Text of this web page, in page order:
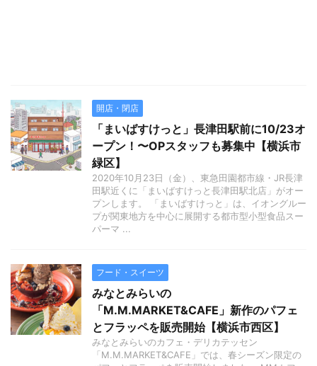
開店・閉店
「まいばすけっと」長津田駅前に10/23オ
ープン！〜OPスタッフも募集中【横浜市
緑区】
2020年10月23日（金）、東急田園都市線・JR長津
田駅近くに「まいばすけっと長津田駅北店」がオー
プンします。 「まいばすけっと」は、イオングルー
プが関東地方を中心に展開する都市型小型食品スー
パーマ ...
フード・スイーツ
みなとみらいの
「M.M.MARKET&CAFE」新作のパフェ
とフラッペを販売開始【横浜市西区】
みなとみらいのカフェ・デリカテッセン
「M.M.MARKET&CAFE」では、春シーズン限定の